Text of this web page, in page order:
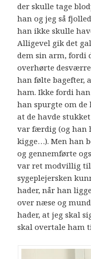
der skulle tage
han og jeg så
han ikke skulle
Alligevel gik det
dem sin arm, fordi
overhørte
han følte bagefter,
ham. Ikke fordi
han spurgte om de
at de havde
var færdig (og han
kigge…). Men han
og gennemførte
var ret modvillig til
sygeplejersken
hader, når han
over næse og
hader, at jeg skal
skal overtale ham